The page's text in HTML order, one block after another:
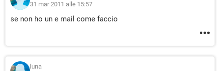
31 mar 2011 alle 15:57
se non ho un e mail come faccio
luna